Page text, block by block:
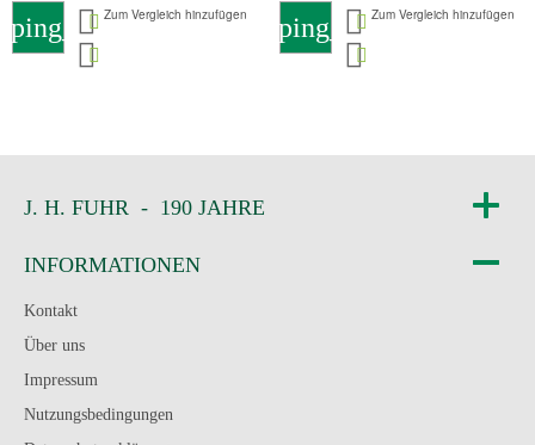
Zum Vergleich hinzufügenshopping_cartZum Vergleich hinzufügen
J. H. FUHR - 190 JAHRE
INFORMATIONEN
Kontakt
Über uns
Impressum
Nutzungsbedingungen